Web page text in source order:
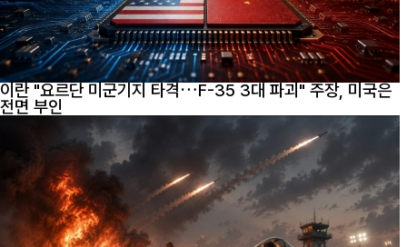
이란 "요르단 미군기지 타격…F-35 3대 파괴" 주장, 미국은
전면 부인